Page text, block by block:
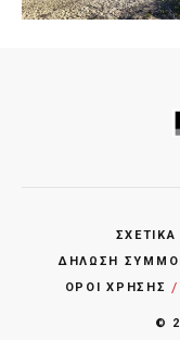
ΔΗΛΩΣΗ
ΌΡΟΙ ΧΡΗΣΗΣ
©